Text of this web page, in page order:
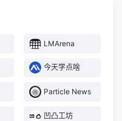
LMArena
今天学点啥
Particle News
凹凸工坊